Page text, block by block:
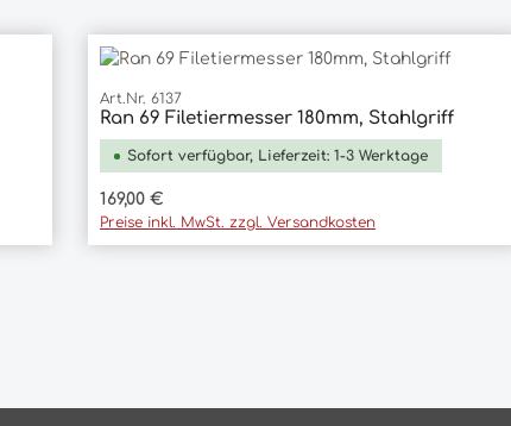
In den Warenkorb
Art.Nr. 6137
Ran 69 Filetiermesser 180mm, Stahlgriff
Sofort verfügbar, Lieferzeit: 1-3 Werktage
Regulärer Preis:
169,00 €
Preise inkl. MwSt. zzgl. Versandkosten